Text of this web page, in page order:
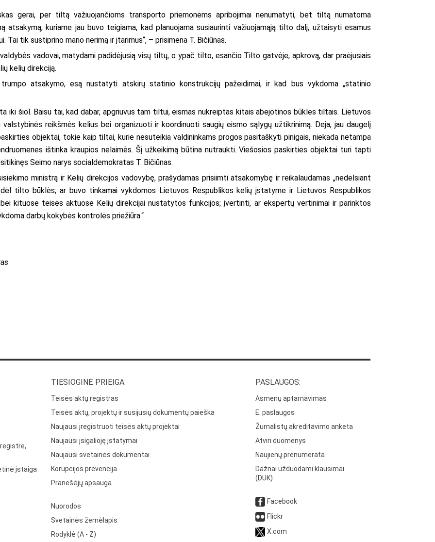
gerai, per tiltą važiuojančioms transporto priemonėms apribojimai nenumatyti, bet tiltą numatoma
atsakymą, kuriame jau buvo teigiama, kad planuojama susiaurinti važiuojamąją tilto dalį, užtaisyti esamus
Tai tik sustiprino mano nerimą ir įtarimus“, – prisimena T. Bičiūnas.
vadovai, matydami padidėjusią visų tiltų, o ypač tilto, esančio Tilto gatvėje, apkrovą, dar praėjusiais
kelių direkciją.
trumpo atsakymo, esą nustatyti atskirų statinio konstrukcijų pažeidimai, ir kad bus vykdoma „statinio
iki šiol. Baisu tai, kad dabar, apgriuvus tam tiltui, eismas nukreiptas kitais abejotinos būklės tiltais. Lietuvos
reikšmės kelius bei organizuoti ir koordinuoti saugių eismo sąlygų užtikrinimą. Deja, jau daugelį
objektai, tokie kaip tiltai, kurie nesuteikia valdininkams progos pasitaškyti pinigais, niekada netampa
ištinka kraupios nelaimės. Šį užkeikimą būtina nutraukti. Viešosios paskirties objektai turi tapti
Seimo narys socialdemokratas T. Bičiūnas.
ministrą ir Kelių direkcijos vadovybę, prašydamas prisiimti atsakomybę ir reikalaudamas „nedelsiant
tilto būklės; ar buvo tinkamai vykdomos Lietuvos Respublikos kelių įstatyme ir Lietuvos Respublikos
kituose teisės aktuose Kelių direkcijai nustatytos funkcijos; įvertinti, ar ekspertų vertinimai ir parinktos
darbų kokybės kontrolės priežiūra.“
įstaiga
TIESIOGINĖ PRIEIGA:
Teisės aktų registras
Teisės aktų, projektų ir susijusių dokumentų paieška
Naujausi įregistruoti teisės aktų projektai
Naujausi įsigalioję įstatymai
Naujausi svetainės dokumentai
Korupcijos prevencija
Pranešėjų apsauga
Nuorodos
Svetainės žemėlapis
Rodyklė (A - Z)
PASLAUGOS:
Asmenų aptarnavimas
E. paslaugos
Žurnalistų akreditavimo anketa
Atviri duomenys
Naujienų prenumerata
Dažnai užduodami klausimai
(DUK)
Facebook
Flickr
X.com